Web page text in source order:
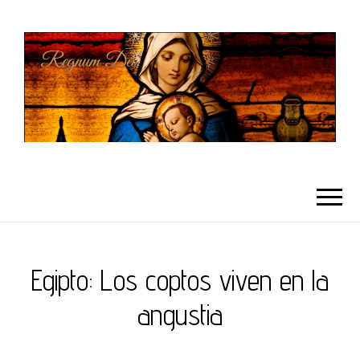
Egipto: Los coptos viven en la
angustia